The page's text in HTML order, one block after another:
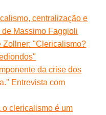
centralização e
de Massimo Faggioli
Zollner: "Clericalismo?
da crise dos
Entrevista com
o clericalismo é um